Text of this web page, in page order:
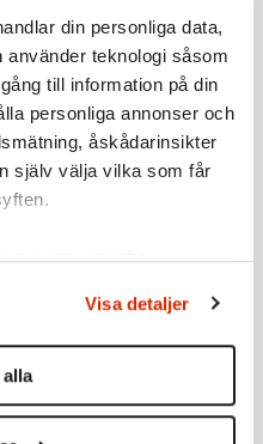
din personliga data,
teknologi såsom
till information på din
personliga annonser och
åskådarinsikter
själv välja vilka som får
uppgifter
ditt samtycke när som
för att anpassa innehållet
Visa detaljer
med ögonen åt
länge man har
men det är inte en
är
stora kragar och
och med virkning
lånta av en annan
Vad vi själva
nu gärna
ikoniska människor